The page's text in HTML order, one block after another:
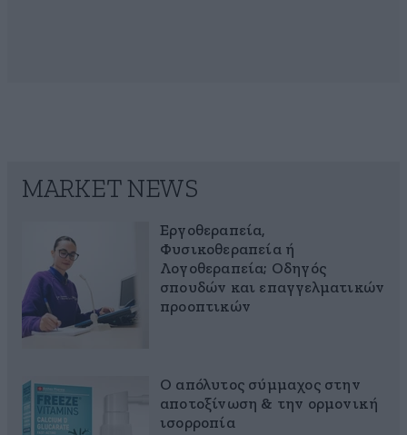
MARKET NEWS
Εργοθεραπεία,
Φυσικοθεραπεία ή
Λογοθεραπεία; Οδηγός
σπουδών και επαγγελματικών
προοπτικών
Ο απόλυτος σύμμαχος στην
αποτοξίνωση & την ορμονική
ισορροπία